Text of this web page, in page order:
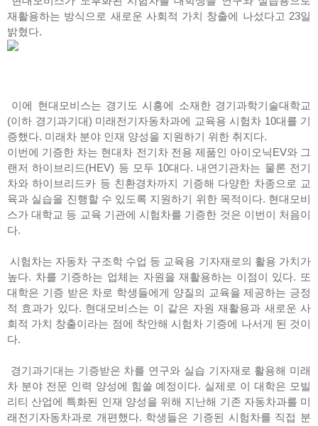
재활용하는 방식으로 새로운 사회적 가치 창출에 나섰다고 23일
밝혔다.
이에 현대모비스는 경기도 시흥에 소재한 경기과학기술대학교
(이하 경기과기대) 미래전기자동차과에 교육용 시험차 10대를 기
증했다. 미래차 분야 인재 양성을 지원하기 위한 취지다.
이번에 기증한 차는 현대차 전기차 전용 제품인 아이오닉EV와 그
랜저 하이브리드(HEV) 등 모두 10대다. 내연기관차는 물론 전기
차와 하이브리드카 등 친환경차까지 기증해 다양한 차종으로 교
육과 실습을 진행할 수 있도록 지원하기 위한 목적이다. 현대모비
스가 대학교 등 교육 기관에 시험차를 기증한 것은 이번이 처음이
다.
시험차는 자동차 구조학 수업 등 교육용 기자재로의 활용 가치가
높다. 차를 기증하는 업체는 자원을 재활용하는 이점이 있다. 또
대학은 기증 받은 차로 학생들에게 양질의 교육을 제공하는 긍정
적 효과가 있다. 현대모비스는 이 같은 자원 재활용과 새로운 사
회적 가치 창출이라는 점에 착안해 시험차 기증에 나서게 된 것이
다.
경기과기대는 기증받은 차를 연구와 실습 기자재로 활용해 미래
차 분야 전문 인력 양성에 힘쓸 예정이다. 실제로 이 대학은 모빌
리티 산업에 특화된 인재 양성을 위해 지난해 기존 자동차과를 미
래전기자동차과로 개편했다. 학생들은 기증된 시험차를 직접 분